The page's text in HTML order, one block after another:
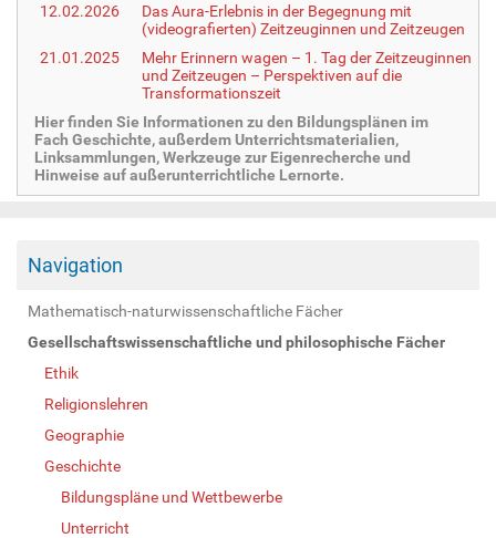
12.02.2026
Das Aura-Erlebnis in der Begegnung mit
(videografierten) Zeitzeuginnen und Zeitzeugen
21.01.2025
Mehr Erinnern wagen – 1. Tag der Zeitzeuginnen
und Zeitzeugen – Perspektiven auf die
Transformationszeit
Hier finden Sie Informationen zu den Bildungsplänen im
Fach Geschichte, außerdem Unterrichtsmaterialien,
Linksammlungen, Werkzeuge zur Eigenrecherche und
Hinweise auf außerunterrichtliche Lernorte.
Navigation
Mathematisch-naturwissenschaftliche Fächer
Gesellschaftswissenschaftliche und philosophische Fächer
Ethik
Religionslehren
Geographie
Geschichte
Bildungspläne und Wettbewerbe
Unterricht